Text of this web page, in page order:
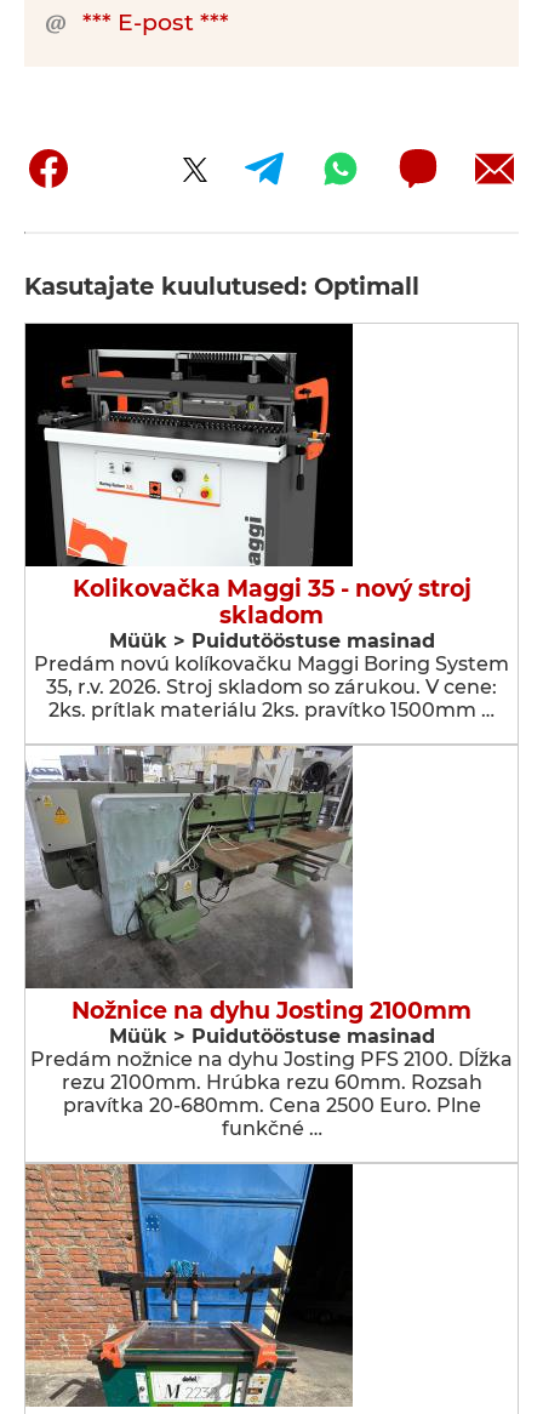
*** E-post ***
Kasutajate kuulutused: Optimall
Kolikovačka Maggi 35 - nový stroj
skladom
Müük > Puidutööstuse masinad
Predám novú kolíkovačku Maggi Boring System
35, r.v. 2026. Stroj skladom so zárukou. V cene:
2ks. prítlak materiálu 2ks. pravítko 1500mm …
Nožnice na dyhu Josting 2100mm
Müük > Puidutööstuse masinad
Predám nožnice na dyhu Josting PFS 2100. Dĺžka
rezu 2100mm. Hrúbka rezu 60mm. Rozsah
pravítka 20-680mm. Cena 2500 Euro. Plne
funkčné …